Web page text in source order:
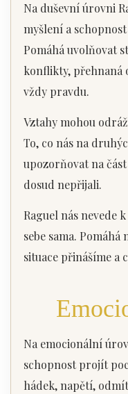
Na duševní úrovni
myšlení a
Pomáhá uvolňovat
konflikty, přehnaná
vždy pravdu.
Vztahy mohou
To, co nás na
upozorňovat na
dosud nepřijali.
Raguel nás nevede
sebe sama.
situace přinášíme a
Na emocionální
schopnost projít
hádek, napětí,